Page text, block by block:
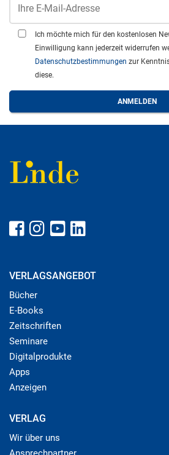
Ich möchte mich für den kostenlosen
Einwilligung kann jederzeit widerrufen
Datenschutzbestimmungen zur
diese.
VERLAGSANGEBOT
Bücher
E-Books
Zeitschriften
Seminare
Digitalprodukte
Apps
Anzeigen
VERLAG
Wir über uns